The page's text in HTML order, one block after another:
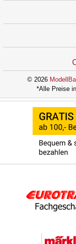
© 2026
*Alle Preise